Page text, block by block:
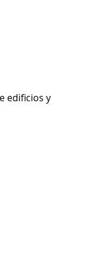
edificios y